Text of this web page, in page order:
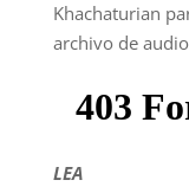
Khachaturian
archivo de
LEA